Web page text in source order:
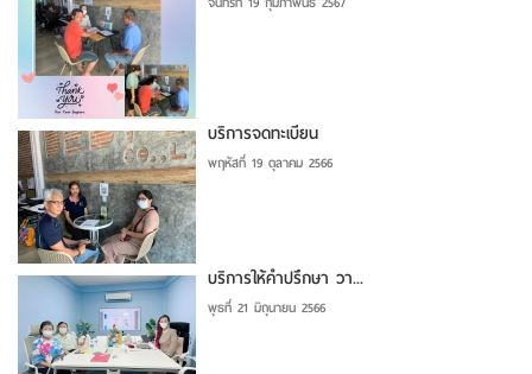
บริการจดทะเบียน
พฤหัสที่ 19 ตุลาคม 2566
บริการให้คำปรึกษา วา...
พุธที่ 21 มิถุนายน 2566